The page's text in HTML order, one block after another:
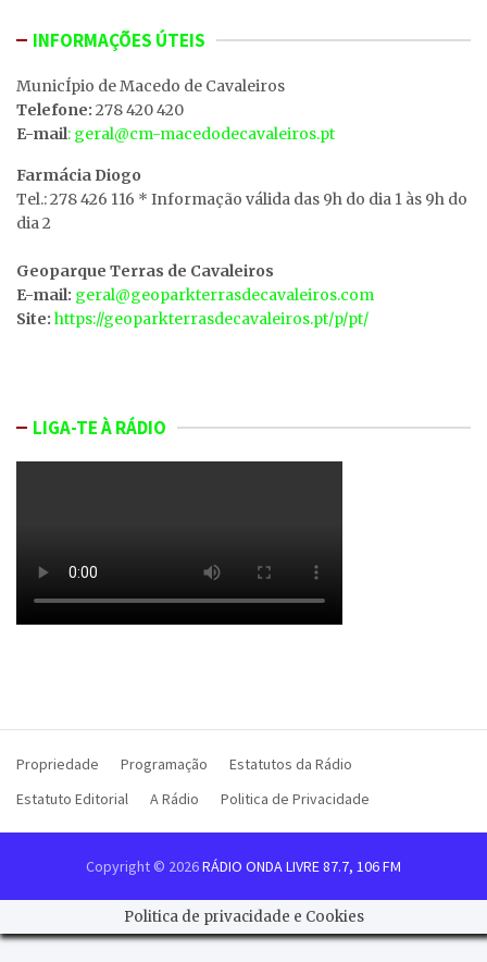
INFORMAÇÕES ÚTEIS
MunicÍpio de Macedo de Cavaleiros
Telefone: 278 420 420
E-mail: geral@cm-macedodecavaleiros.pt
Farmácia Diogo
Tel.: 278 426 116 * Informação válida das 9h do dia 1 às 9h do
dia 2
Geoparque Terras de Cavaleiros
E-mail: geral@geoparkterrasdecavaleiros.com
Site: https://geoparkterrasdecavaleiros.pt/p/pt/
LIGA-TE À RÁDIO
Propriedade Programação
Estatutos da Rádio
Estatuto Editorial
A Rádio Politica de Privacidade
Copyright © 2026RÁDIO ONDA LIVRE 87.7, 106 FM
Politica de privacidade e Cookies